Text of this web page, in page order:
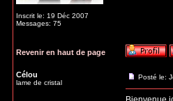
Inscrit le: 19 Déc 2007
Messages: 75
Revenir en haut de page
Célou
lame de cristal
Posté le: